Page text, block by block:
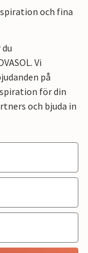
och fina
Vi
på
för din
och bjuda in